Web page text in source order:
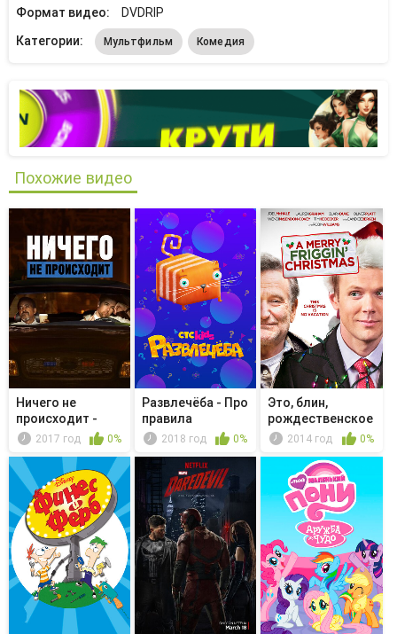
Формат видео:
DVDRIP
Категории:
Мультфильм Комедия
Похожие видео
Ничего не
происходит -
Tooth and Nail
2017 год 0%
Развлечёба - Про
правила
пожарной без...
2018 год 0%
Это, блин,
рождественское
чудо2014 год 0%